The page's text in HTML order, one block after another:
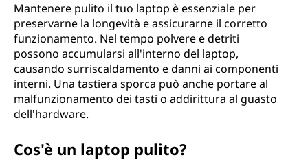
Mantenere pulito il tuo laptop è essenziale per
preservarne la longevità e assicurarne il corretto
funzionamento. Nel tempo polvere e detriti
possono accumularsi all'interno del laptop,
causando surriscaldamento e danni ai componenti
interni. Una tastiera sporca può anche portare al
malfunzionamento dei tasti o addirittura al guasto
dell'hardware.
Cos'è un laptop pulito?